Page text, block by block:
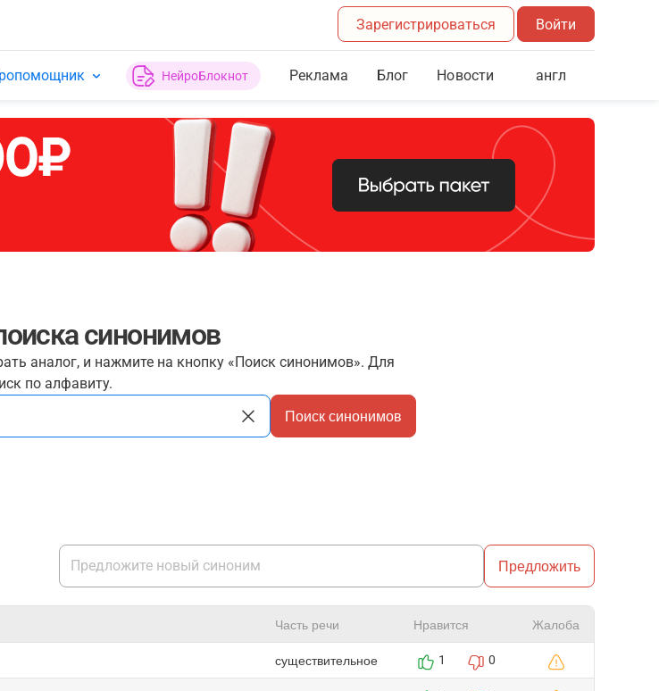
Зарегистрироваться Войти
НейроБлокнот Реклама Блог Новости англ
синонимов
аналог, и нажмите на кнопку «Поиск синонимов». Для
по алфавиту.
Поиск синонимов
Предложить
Часть речи Нравится Жалоба
существительное 1 0